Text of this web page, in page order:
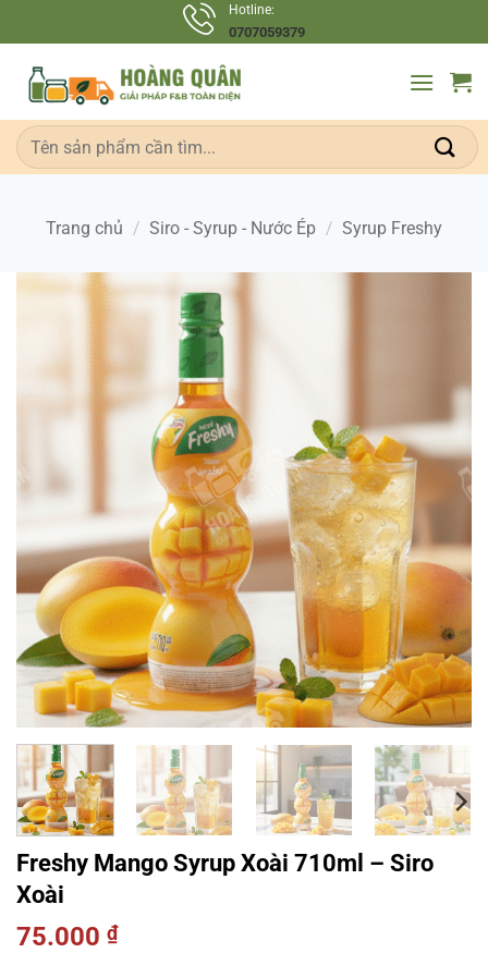
qua
dung
Hotline:
0707059379
Tìm
kiếm:
Trang chủ / Siro - Syrup - Nước Ép / Syrup Freshy
Freshy Mango Syrup Xoài 710ml – Siro
Xoài
75.000 ₫